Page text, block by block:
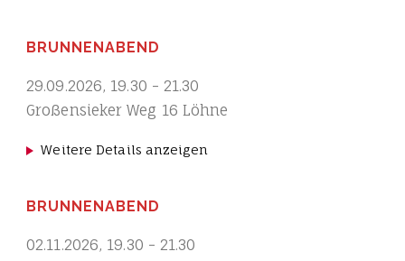
BRUNNENABEND
29.09.2026, 19.30 - 21.30
Großensieker Weg 16 Löhne
Weitere Details anzeigen
BRUNNENABEND
02.11.2026, 19.30 - 21.30